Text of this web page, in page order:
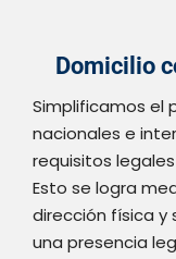
Domicilio
Simplificamos el
nacionales e
requisitos
Esto se logra
dirección física y
una presencia